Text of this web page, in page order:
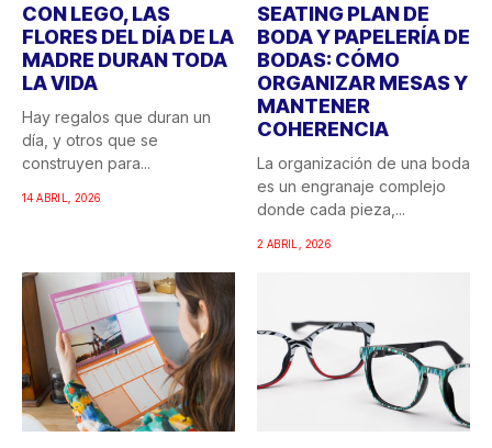
CON LEGO, LAS
FLORES DEL DÍA DE LA
MADRE DURAN TODA
LA VIDA
Hay regalos que duran un
día, y otros que se
construyen para...
14 ABRIL, 2026
SEATING PLAN DE
BODA Y PAPELERÍA DE
BODAS: CÓMO
ORGANIZAR MESAS Y
MANTENER
COHERENCIA
La organización de una boda
es un engranaje complejo
donde cada pieza,...
2 ABRIL, 2026